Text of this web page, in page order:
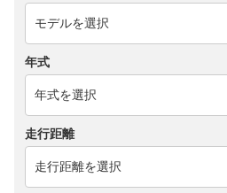
年式
走行距離